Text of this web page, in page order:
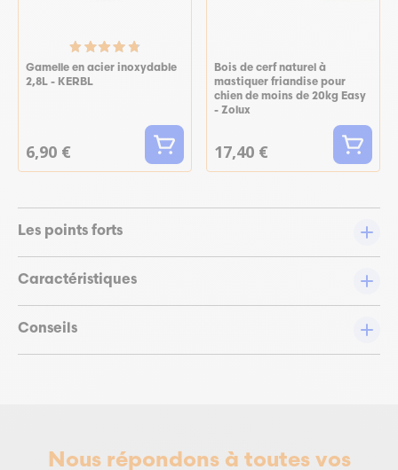
Gamelle en acier inoxydable
2,8L - KERBL
6,90 €
Bois de cerf naturel à
mastiquer friandise pour
chien de moins de 20kg Easy
- Zolux
17,40 €
Les points forts
Caractéristiques
Conseils
Nous répondons à toutes vos